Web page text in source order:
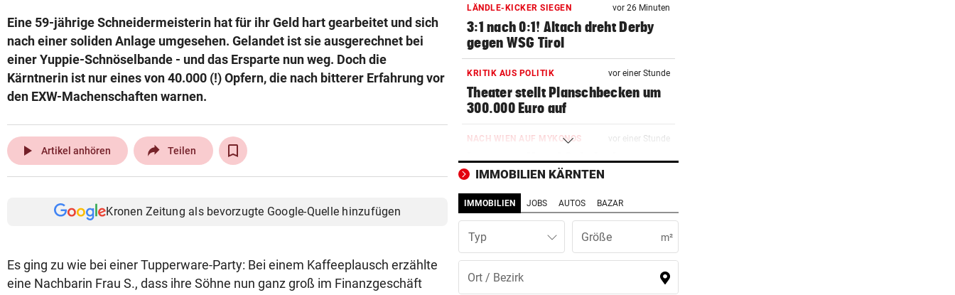
Eine 59-jährige Schneidermeisterin hat für ihr Geld hart gearbeitet und sich
nach einer soliden Anlage umgesehen. Gelandet ist sie ausgerechnet bei
einer Yuppie-Schnöselbande - und das Ersparte nun weg. Doch die
Kärntnerin ist nur eines von 40.000 (!) Opfern, die nach bitterer Erfahrung vor
den EXW-Machenschaften warnen.
play_arrow Artikel anhören Teilen
Kronen Zeitung als bevorzugte Google-Quelle hinzufügen
Es ging zu wie bei einer Tupperware-Party: Bei einem Kaffeeplausch erzählte
eine Nachbarin Frau S., dass ihre Söhne nun ganz groß im Finanzgeschäft
LÄNDLE-KICKER SIEGEN vor 26 Minuten
3:1 nach 0:1! Altach dreht Derby
gegen WSG Tirol
KRITIK AUS POLITIK vor einer Stunde
Theater stellt Planschbecken um
300.000 Euro auf
NACH WIEN AUF MYKONOS vor einer Stunde
Luxus am Meer! Sabalenka
gewährt private Einblicke
„IHR SEID DER HAMMER!“ vor einer Stunde
Feuerwehr befreite Kalb aus
misslicher Lage
vor einer Stunde
IMMOBILIEN KÄRNTEN
IMMOBILIEN JOBS AUTOS BAZAR
Typ m²